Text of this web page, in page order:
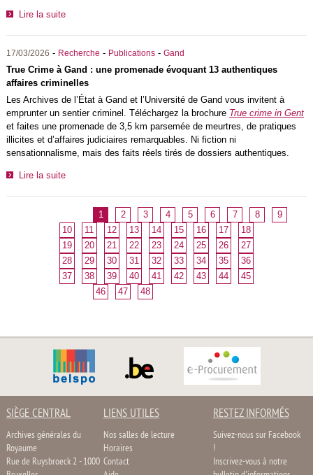
Lire la suite
17/03/2026 - Recherche - Publications- Gand
True Crime à Gand : une promenade évoquant 13 authentiques
affaires criminelles
Les Archives de l’État à Gand et l’Université de Gand vous invitent à
emprunter un sentier criminel. Téléchargez la brochure True crime in Gent
et faites une promenade de 3,5 km parsemée de meurtres, de pratiques
illicites et d’affaires judiciaires remarquables. Ni fiction ni
sensationnalisme, mais des faits réels tirés de dossiers authentiques.
Lire la suite
1 2 3 4 5 6 7 8
9
10
11 12 13 14 15 16 17
18
19
20 21 22 23 24 25 26
27
28
29 30 31 32 33 34 35
36
37
38 39 40 41 42 43 44
45
46
47 48
SIÈGE CENTRAL
Archives générales du
Royaume
Rue de Ruysbroeck 2 - 1000
LIENS UTILES
Nos salles de lecture
Horaires
Contact
RESTEZ INFORMÉS
Suivez-nous sur Facebook
!
Inscrivez-vous à notre